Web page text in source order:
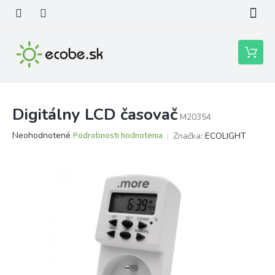
obsah
Nákupný
košík
Digitálny LCD časovač M20354
Priemerné
Neohodnotené Podrobnosti hodnotenia Značka: ECOLIGHT